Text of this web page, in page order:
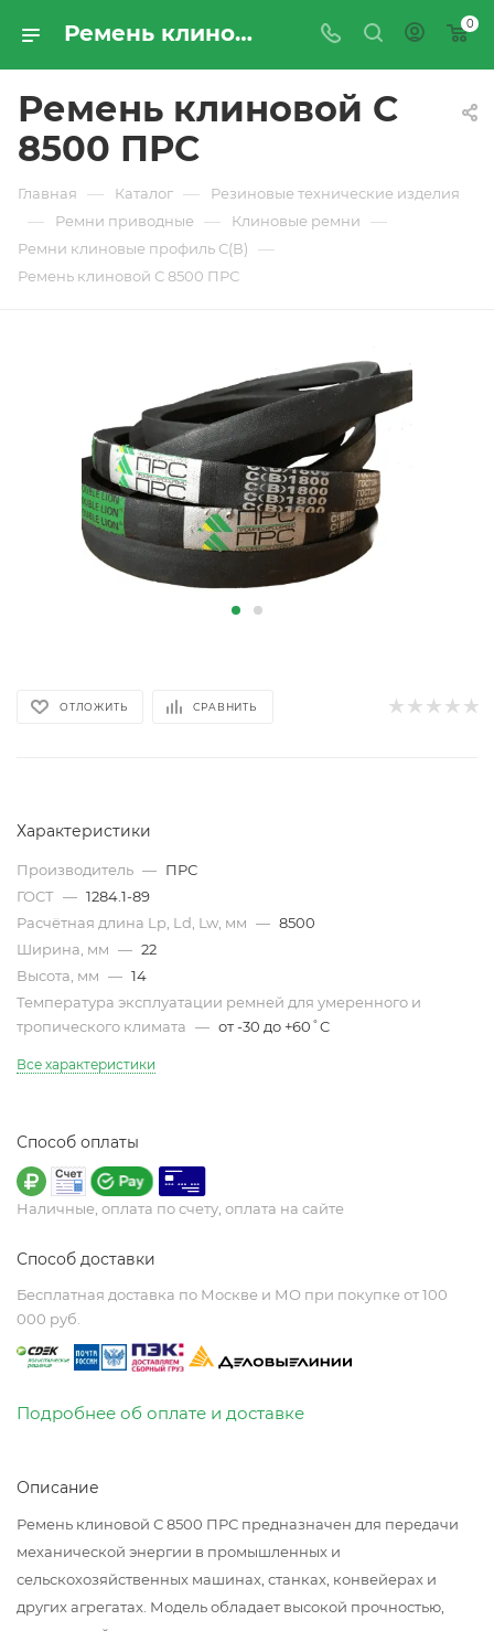
Ремень клиновой С 8500 ПРС - купить по цене производителя с доставкой по Москве и России | ПРОМРЕСУРССЕРВИС 0
Ремень клиновой С
8500 ПРС
Главная — Каталог — Резиновые технические изделия
— Ремни приводные — Клиновые ремни —
Ремни клиновые профиль С(В) —
Ремень клиновой С 8500 ПРС
ОТЛОЖИТЬ СРАВНИТЬ
Характеристики
Производитель — ПРС
ГОСТ — 1284.1-89
Расчётная длина Lp, Ld, Lw, мм — 8500
Ширина, мм — 22
Высота, мм — 14
Температура эксплуатации ремней для умеренного и
тропического климата — от -30 до +60˚C
Все характеристики
Способ оплаты
Наличные, оплата по счету, оплата на сайте
Способ доставки
Бесплатная доставка по Москве и МО при покупке от 100
000 руб.
Подробнее об оплате и доставке
Описание
Ремень клиновой С 8500 ПРС предназначен для передачи
механической энергии в промышленных и
сельскохозяйственных машинах, станках, конвейерах и
других агрегатах. Модель обладает высокой прочностью,